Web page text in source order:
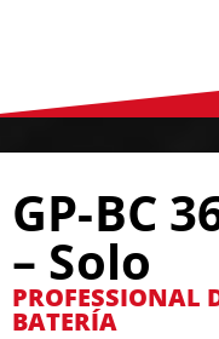
GP-BC
– Solo
PROFESSIONAL
BATERÍA